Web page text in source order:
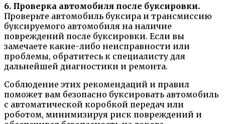
6. Проверка автомобиля после буксировки.
Проверьте автомобиль буксира и трансмиссию
буксируемого автомобиля на наличие
повреждений после буксировки. Если вы
замечаете какие-либо неисправности или
проблемы, обратитесь к специалисту для
дальнейшей диагностики и ремонта.
Соблюдение этих рекомендаций и правил
поможет вам безопасно буксировать автомобиль
с автоматической коробкой передач или
роботом, минимизируя риск повреждений и